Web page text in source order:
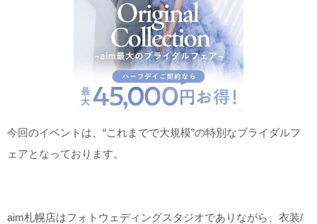
今回のイベントは、“これまでで大規模”の特別なブライダルフ
ェアとなっております。
aim札幌店はフォトウェディングスタジオでありながら、衣装/